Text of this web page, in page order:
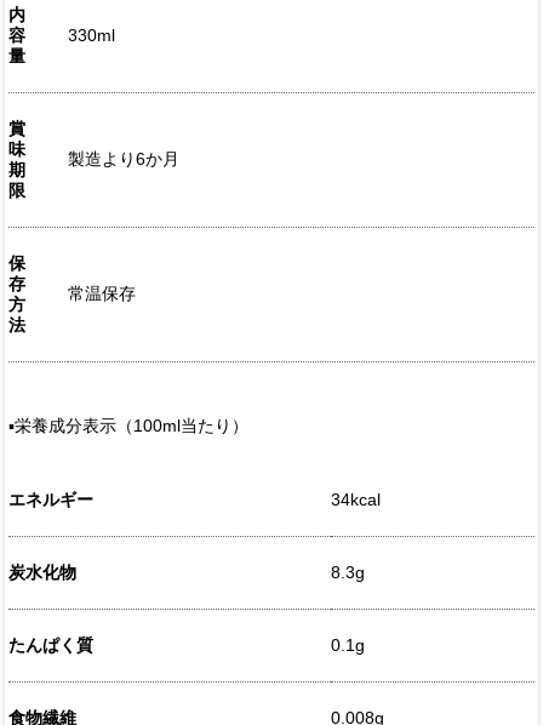
内
容
量
330ml
賞
味
期
限
製造より6か月
保
存
方
法
常温保存
▪️栄養成分表示（100ml当たり）
エネルギー 34kcal
炭水化物 8.3g
たんぱく質 0.1g
食物繊維 0.008g